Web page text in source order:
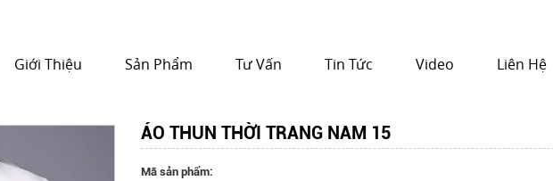
Giới Thiệu Sản Phẩm Tư Vấn Tin Tức Video Liên Hệ
ÁO THUN THỜI TRANG NAM 15
Mã sản phẩm: